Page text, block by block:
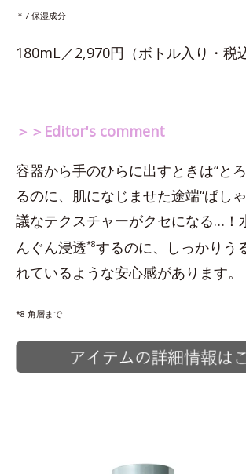
＊7 保湿成分
180mL／2,970円（ボトル入り・税
＞＞Editor's comment
容器から手のひらに出すときは“と
るのに、肌になじませた途端“ぱし
議なテクスチャーがクセになる…！
んぐん浸透*8するのに、しっかりう
れているような安心感があります。
*8 角層まで